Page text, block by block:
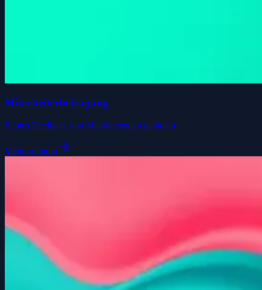
Mitarbeiterbefragung
Echtes Feedback von Mitarbeitenden einholen
Mehr erfahren